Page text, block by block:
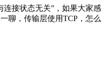
连接状态无关”，如果大家感
聊，传输层使用TCP，怎么